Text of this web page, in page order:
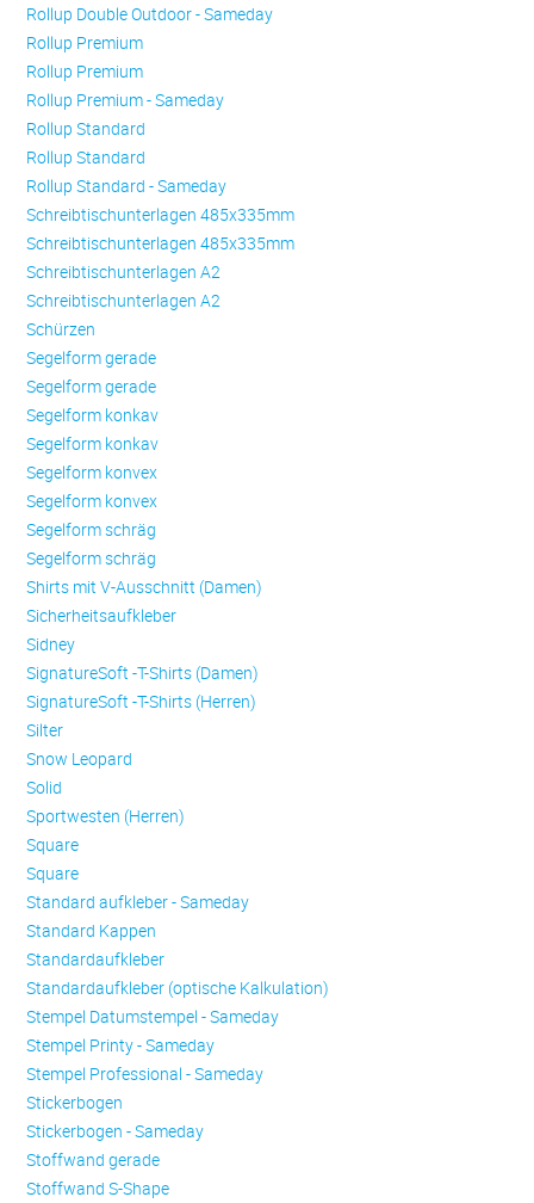
Rollup Double Outdoor - Sameday
Rollup Premium
Rollup Premium
Rollup Premium - Sameday
Rollup Standard
Rollup Standard
Rollup Standard - Sameday
Schreibtischunterlagen 485x335mm
Schreibtischunterlagen 485x335mm
Schreibtischunterlagen A2
Schreibtischunterlagen A2
Schürzen
Se­gel­form ge­ra­de
Se­gel­form ge­ra­de
Se­gel­form konkav
Se­gel­form konkav
Se­gel­form konvex
Se­gel­form konvex
Se­gel­form schräg
Se­gel­form schräg
Shirts mit V-Ausschnitt (Damen)
Sicherheitsaufkleber
Sidney
SignatureSoft -T-Shirts (Damen)
SignatureSoft -T-Shirts (Herren)
Silter
Snow Leopard
Solid
Sportwesten (Herren)
Square
Square
Standard aufkleber - Sameday
Standard Kappen
Standardaufkleber
Standardaufkleber (optische Kalkulation)
Stempel Datumstempel - Sameday
Stempel Printy - Sameday
Stempel Professional - Sameday
Stickerbogen
Stickerbogen - Sameday
Stoffwand gerade
Stoffwand S-Shape